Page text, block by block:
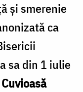
și smerenie
ca
sa din 1 iulie